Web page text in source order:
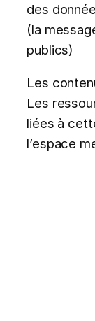
des
(la
publics)
Les
Les
liées à
l’espace